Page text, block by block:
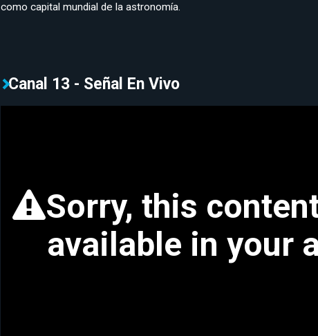
como capital mundial de la astronomía.
Canal 13 - Señal En Vivo